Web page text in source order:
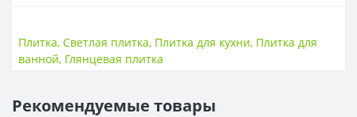
Размер
250 * 350
Тип
ПОВЕРХНОСТЬ
Плитка,Светлая плитка, Плитка для кухни, Плитка для
ванной, Глянцевая плитка
Рекомендуемые товары